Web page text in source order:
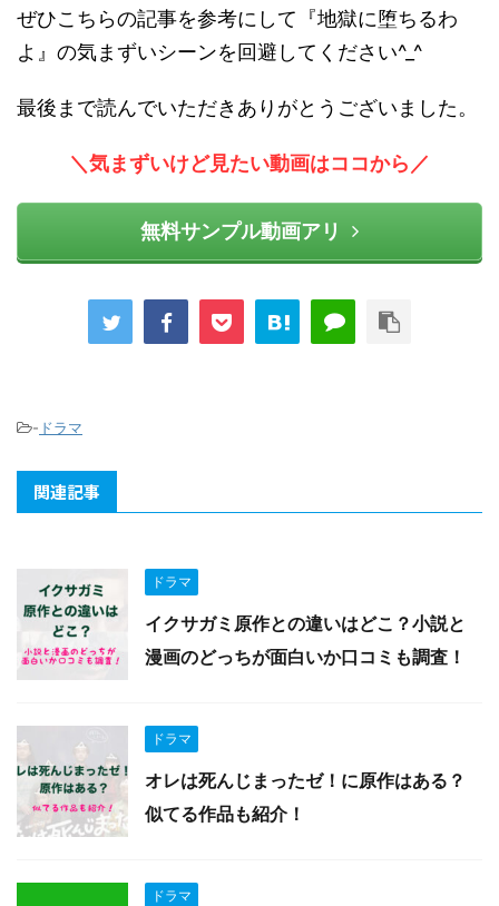
ぜひこちらの記事を参考にして『地獄に堕ちるわ
よ』の気まずいシーンを回避してください^_^
最後まで読んでいただきありがとうございました。
＼気まずいけど見たい動画はココから／
無料サンプル動画アリ
- ドラマ
関連記事
ドラマ
イクサガミ原作との違いはどこ？小説と
漫画のどっちが面白いか口コミも調査！
ドラマ
オレは死んじまったゼ！に原作はある？
似てる作品も紹介！
ドラマ